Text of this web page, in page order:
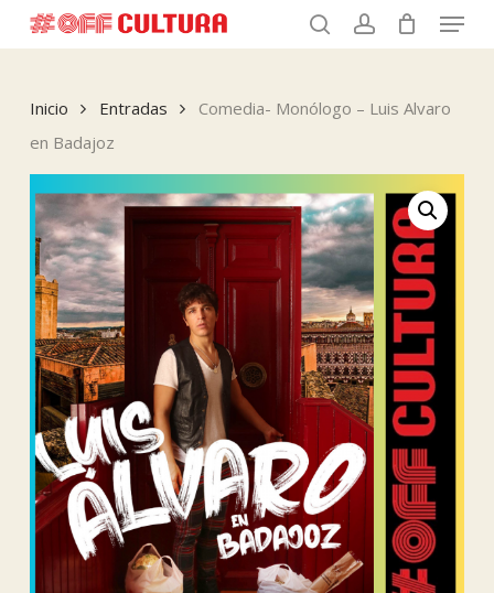
to
content
searchaccount
Menu
Inicio Entradas
Comedia- Monólogo – Luis Alvaro
en Badajoz